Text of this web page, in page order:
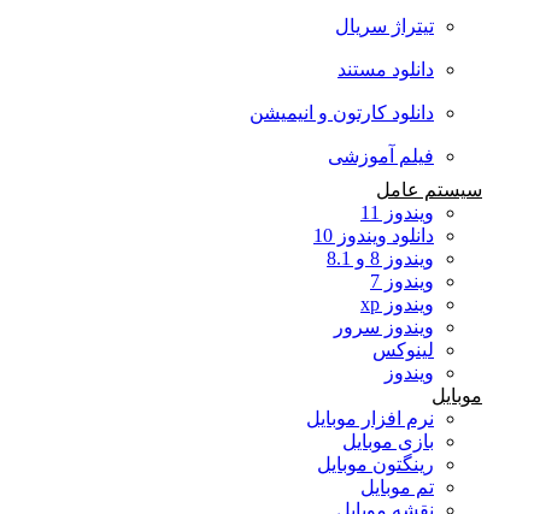
تیتراژ سریال
دانلود مستند
دانلود کارتون و انیمیشن
فیلم آموزشی
سیستم عامل
ویندوز 11
دانلود ویندوز 10
ویندوز 8 و 8.1
ویندوز 7
ویندوز xp
ویندوز سرور
لینوکس
ویندوز
نرم افزار موبایل
بازی موبایل
رینگتون موبایل
تم موبایل
نقشه موبایل